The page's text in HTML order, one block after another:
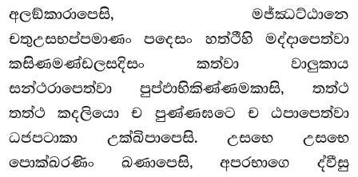
අලඞ්කාරාපෙසි, මජ්ඣට්ඨානෙ
චතුඋසභප්පමාණංපදෙසං හත්ථීහි මද්දාපෙත්වා
කසිණමණ්ඩලසදිසං කත්වා වාලුකාය
සන්ථරාපෙත්වා පුප්ඵාභිකිණ්ණමකාසි, තත්ථ
තත්ථ කදලියො ච පුණ්ණඝටෙ ච ඨපාපෙත්වා
ධජපටාකා උක්ඛිපාපෙසි. උසභෙ උසභෙ
පොක්ඛරණිං ඛණාපෙසි, අපරභාගෙ ද්වීසු